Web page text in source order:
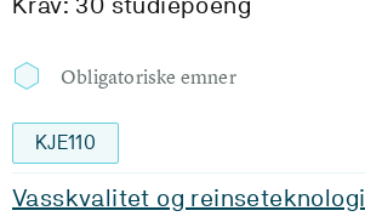
Obligatoriske emner
KJE110
Vasskvalitet og reinseteknologi